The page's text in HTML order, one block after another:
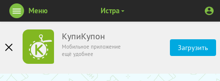
КупиКупон
Мобильное приложение
ещё удобнее
Загрузить
Меню Истра